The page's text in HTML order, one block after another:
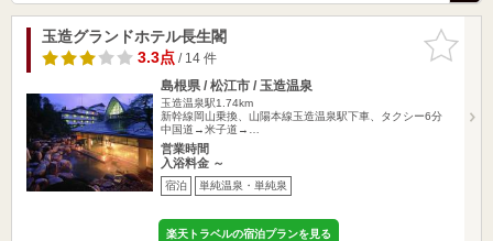
お気に入
りに追加
玉造グランドホテル長生閣
3.3点/ 14 件
島根県 / 松江市 / 玉造温泉
玉造温泉駅1.74km
新幹線岡山乗換、山陽本線玉造温泉駅下車、タクシー6分
中国道→米子道→…
営業時間
入浴料金 ～
宿泊 単純温泉・単純泉
楽天トラベルの宿泊プランを見る